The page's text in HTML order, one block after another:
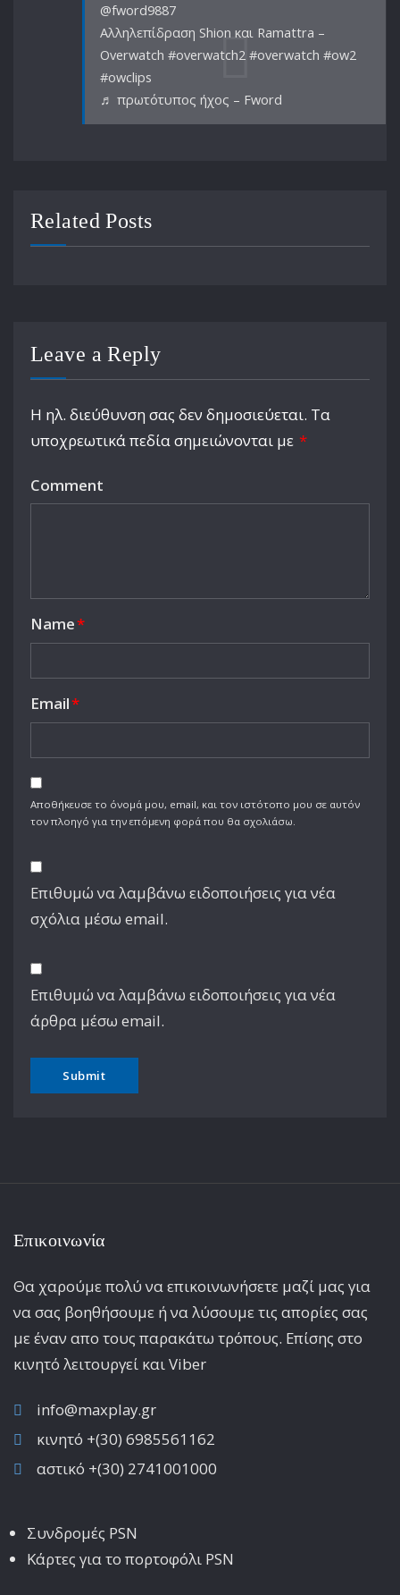
@fword9887
Αλληλεπίδραση Shion και Ramattra –
Overwatch #overwatch2 #overwatch #ow2
#owclips
♬ πρωτότυπος ήχος – Fword
Related Posts
Leave a Reply
Η ηλ. διεύθυνση σας δεν δημοσιεύεται. Τα
υποχρεωτικά πεδία σημειώνονται με *
Comment
Name*
Email*
Αποθήκευσε το όνομά μου, email, και τον ιστότοπο μου σε αυτόν
τον πλοηγό για την επόμενη φορά που θα σχολιάσω.
Επιθυμώ να λαμβάνω ειδοποιήσεις για νέα
σχόλια μέσω email.
Επιθυμώ να λαμβάνω ειδοποιήσεις για νέα
άρθρα μέσω email.
Επικοινωνία
Θα χαρούμε πολύ να επικοινωνήσετε μαζί μας για
να σας βοηθήσουμε ή να λύσουμε τις απορίες σας
με έναν απο τους παρακάτω τρόπους. Επίσης στο
κινητό λειτoυργεί και Viber
info@maxplay.gr
κινητό +(30) 6985561162
αστικό +(30) 2741001000
Συνδρομές PSN
Κάρτες για το πορτοφόλι PSN